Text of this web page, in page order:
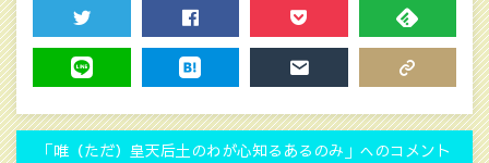
TWEET SHARE POCKET FEEDLY
「唯（ただ）皇天后土のわが心知るあるのみ」へのコメント